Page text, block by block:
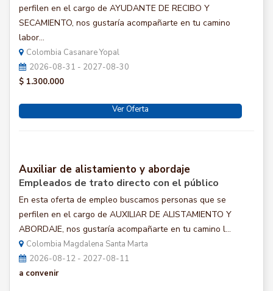
perfilen en el cargo de AYUDANTE DE RECIBO Y
SECAMIENTO, nos gustaría acompañarte en tu camino
labor...
Colombia Casanare Yopal
2026-08-31 - 2027-08-30
$ 1.300.000
Ver Oferta
Auxiliar de alistamiento y abordaje
Empleados de trato directo con el público
En esta oferta de empleo buscamos personas que se
perfilen en el cargo de AUXILIAR DE ALISTAMIENTO Y
ABORDAJE, nos gustaría acompañarte en tu camino l...
Colombia Magdalena Santa Marta
2026-08-12 - 2027-08-11
a convenir